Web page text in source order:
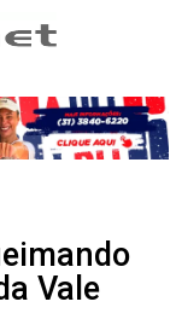
Vale